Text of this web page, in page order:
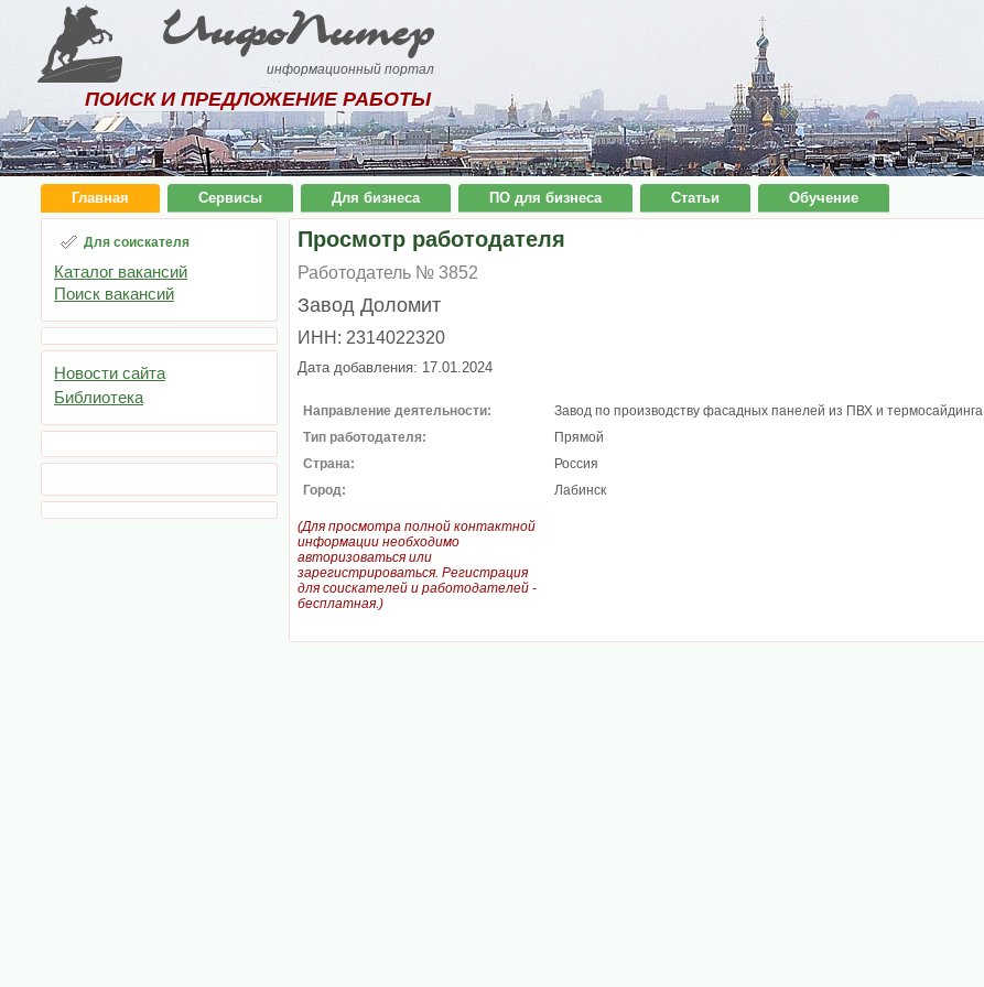
ИнфоПитер
информационный портал
ПОИСК И ПРЕДЛОЖЕНИЕ РАБОТЫ
Главная Сервисы Для бизнеса ПО для бизнеса Статьи Обучение
Для соискателя
Каталог вакансий
Поиск вакансий
Новости сайта
Библиотека
Просмотр работодателя
Работодатель № 3852
Завод Доломит
ИНН: 2314022320
Дата добавления: 17.01.2024
Направление деятельности:
Завод по производству фасадных панелей из ПВХ и термосайдинга
Тип работодателя:
Прямой
Страна:
Россия
Город:
Лабинск
(Для просмотра полной контактной
информации необходимо
авторизоваться или
зарегистрироваться. Регистрация
для соискателей и работодателей -
бесплатная.)